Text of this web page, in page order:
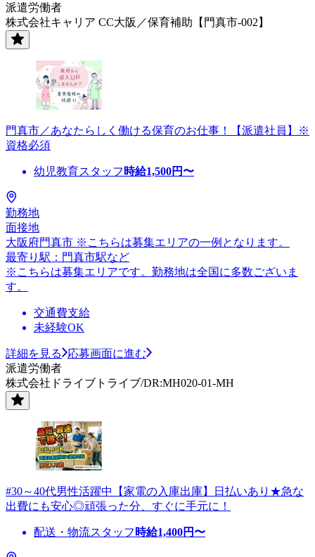
派遣労働者
株式会社キャリア CC大阪／保育補助【門真市-002】
門真市／あなたらしく働ける保育のお仕事！【派遣社員】※
資格必須
幼児教育スタッフ 時給1,500円〜
勤務地
面接地
大阪府門真市 ※こちらは募集エリアの一例となります。
最寄り駅：門真市駅など
※こちらは募集エリアです。勤務地は全国に多数ございま
す。
交通費支給
未経験OK
詳細を見る
応募画面に進む
派遣労働者
株式会社ドライブトライブ/DR:MH020-01-MH
#30～40代男性活躍中【家電の入庫出庫】日払いあり★急な
出費にも安心◎頑張った分、すぐに手元に！
配送・物流スタッフ 時給1,400円〜